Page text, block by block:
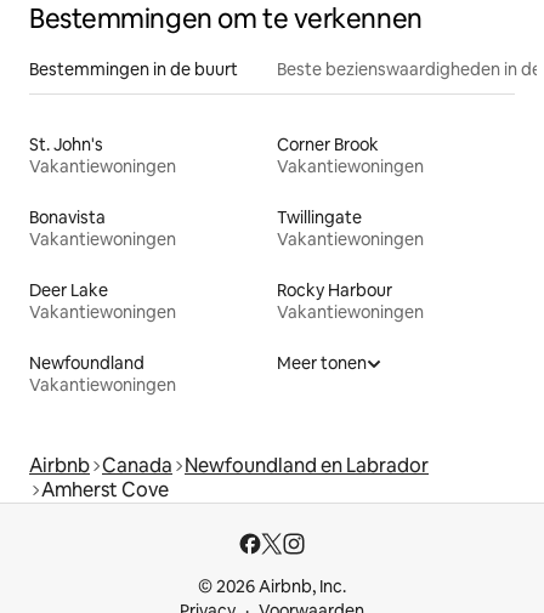
Bestemmingen om te verkennen
Bestemmingen in de buurt Beste bezienswaardigheden in
St. John's
Vakantiewoningen
Corner Brook
Vakantiewoningen
Bonavista
Vakantiewoningen
Twillingate
Vakantiewoningen
Deer Lake
Vakantiewoningen
Rocky Harbour
Vakantiewoningen
Newfoundland
Vakantiewoningen
Meer tonen
Airbnb Canada Newfoundland en Labrador
Amherst Cove
© 2026 Airbnb, Inc.